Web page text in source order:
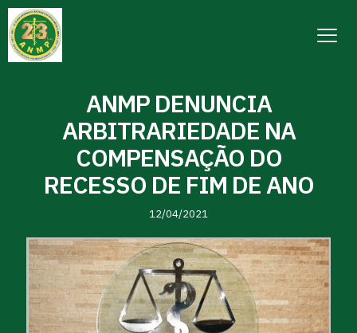
ANMP DENUNCIA
ARBITRARIEDADE NA
COMPENSAÇÃO DO
RECESSO DE FIM DE ANO
12/04/2021